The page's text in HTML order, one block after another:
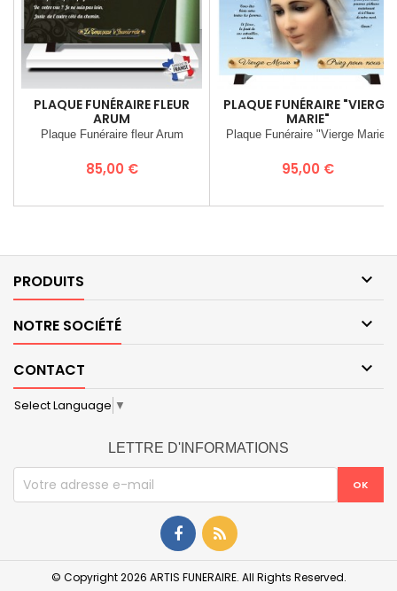
PLAQUE FUNÉRAIRE FLEUR
ARUM
Plaque Funéraire fleur Arum
Prix
85,00 €
PLAQUE FUNÉRAIRE "VIERGE
MARIE"
Plaque Funéraire "Vierge Marie"
Prix
95,00 €
PRODUITS 
NOTRE SOCIÉTÉ 
CONTACT 
Select Language ▼
LETTRE D'INFORMATIONS
© Copyright 2026 ARTIS FUNERAIRE. All Rights Reserved.